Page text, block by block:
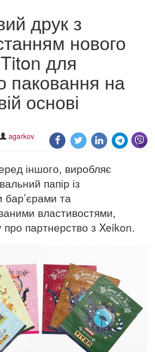
друк з
нового
для
паковання на
основі
agarkov
іншого, виробляє
папір із
бар’єрами та
властивостями,
про партнерство з Xeikon.